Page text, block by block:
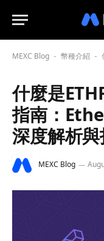
MEXC Blog - 幣種介紹 -
什麼是
指南：
深度解析
MEXC Blog